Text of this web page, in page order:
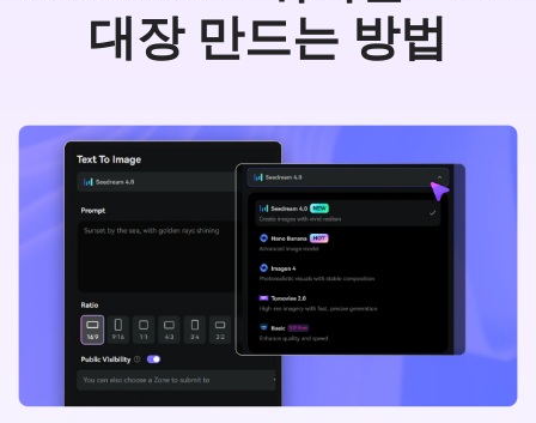
대장 만드는 방법